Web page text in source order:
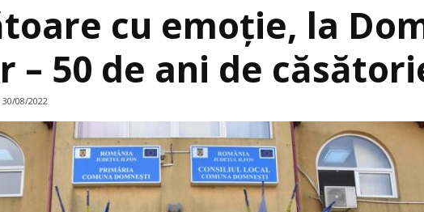
cu emoție, la
– 50 de ani de
30/08/2022